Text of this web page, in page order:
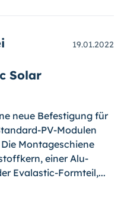
Solar
19.01.2022
neue Befestigung für
PV-Modulen
Mon­ta­ge­schiene
einer Alu-
Evalastic-Formteil,...